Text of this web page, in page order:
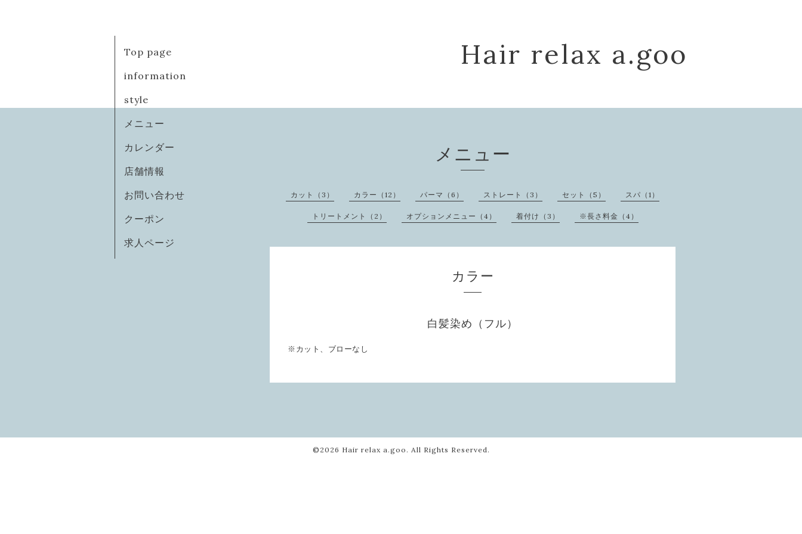
Hair relax a.goo
Top page
information
style
メニュー
カレンダー
店舗情報
お問い合わせ
クーポン
求人ページ
メニュー
カット（3） カラー（12） パーマ（6） ストレート（3） セット（5） スパ（1）
トリートメント（2） オプションメニュー（4） 着付け（3） ※長さ料金（4）
カラー
白髪染め（フル）
※カット、ブローなし
©2026 Hair relax a.goo . All Rights Reserved.